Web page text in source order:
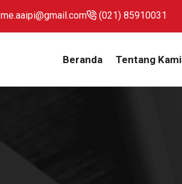
me.aaipi@gmail.com (021) 85910031
Beranda Tentang Kami